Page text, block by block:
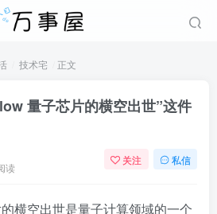
技术宅 正文
量子芯片的横空出世”这件
读
关注 私信
横空出世是量子计算领域的一个